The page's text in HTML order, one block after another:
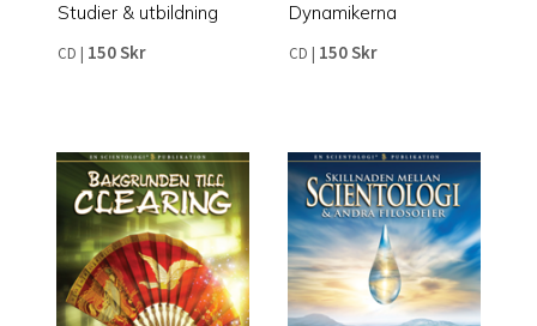
Studier & utbildning
CD | 150 Skr
Dynamikerna
CD | 150 Skr